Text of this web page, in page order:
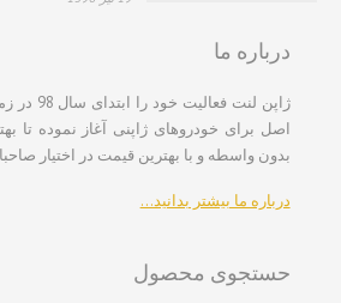
درباره ما
ژاپن لنت
اصل برای خودروهای ژاپنی آغاز نموده تا
بدون واسطه و با بهترین قیمت در اختیار
درباره ما بیشتر بدانید…
حستجوی محصول